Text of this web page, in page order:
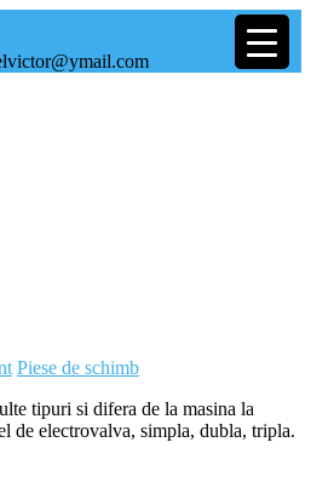
Piese de schimb
tipuri si difera de la masina la
de electrovalva, simpla, dubla, tripla.